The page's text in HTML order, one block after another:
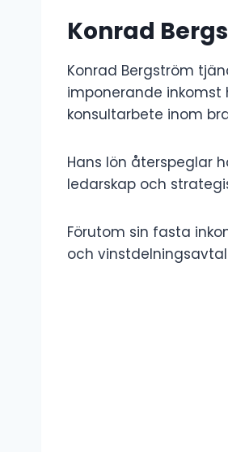
Konrad
Konrad Bergström
imponerande
konsultarbete inom
Hans lön återspeglar
ledarskap och
Förutom sin fasta
och